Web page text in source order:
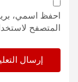
احفظ اسمي،
المتصفح